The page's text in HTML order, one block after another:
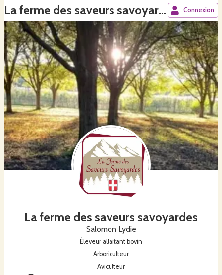
La ferme des saveurs savoyardes Connexion
La ferme des saveurs savoyardes
Salomon Lydie
Éleveur allaitant bovin
Arboriculteur
Aviculteur